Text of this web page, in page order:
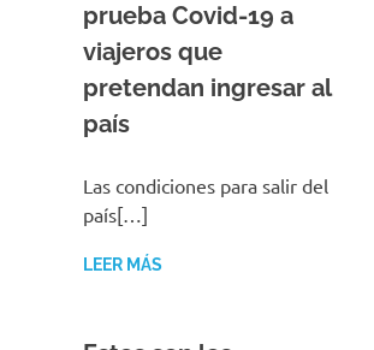
prueba Covid-19 a
viajeros que
pretendan ingresar al
país
Las condiciones para salir del
país[…]
LEER MÁS